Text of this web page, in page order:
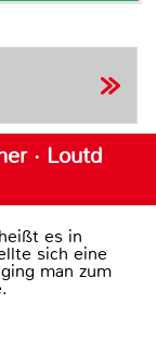
· Loutd
es in
sich eine
man zum